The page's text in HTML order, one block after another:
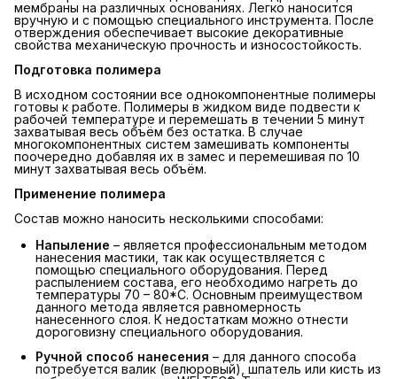
мембраны на различных основаниях. Легко наносится
вручную и с помощью специального инструмента. После
отверждения обеспечивает высокие декоративные
свойства механическую прочность и износостойкость.
Подготовка полимера
В исходном состоянии все однокомпонентные полимеры
готовы к работе. Полимеры в жидком виде подвести к
рабочей температуре и перемешать в течении 5 минут
захватывая весь объём без остатка. В случае
многокомпонентных систем замешивать компоненты
поочередно добавляя их в замес и перемешивая по 10
минут захватывая весь объём.
Применение полимера
Состав можно наносить несколькими способами:
Напыление – является профессиональным методом
нанесения мастики, так как осуществляется с
помощью специального оборудования. Перед
распылением состава, его необходимо нагреть до
температуры 70 – 80*С. Основным преимуществом
данного метода является равномерность
нанесенного слоя. К недостаткам можно отнести
дороговизну специального оборудования.
Ручной способ нанесения – для данного способа
потребуется валик (велюровый), шпатель или кисть из